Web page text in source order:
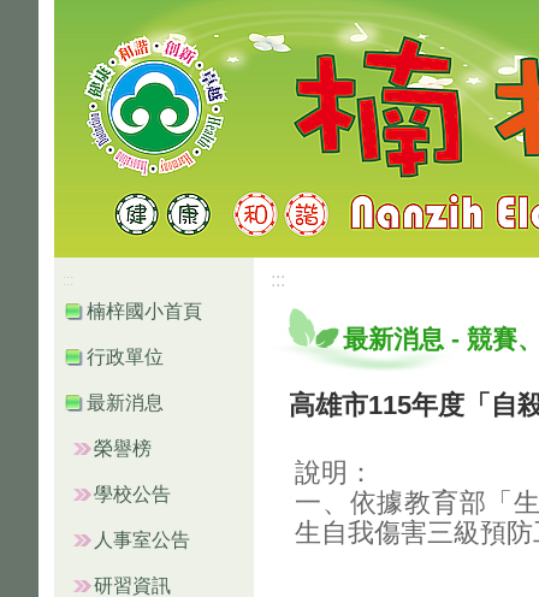
高雄市楠梓區楠梓國小
:::
楠梓國小首頁
行政單位
最新消息
榮譽榜
學校公告
人事室公告
研習資訊
:::
最新消息 - 競賽
高雄市115年度「自
說明：
一、依據教育部「
生自我傷害三級預